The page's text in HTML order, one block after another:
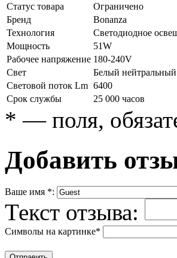
Статус товара
Ограничено
Бренд
Bonanza
Технология
Светодиодное
Мощность
51W
Рабочее напряжение 180-240V
Свет
Белый
Световой поток Lm 6400
Срок службы
25 000 часов
* — поля,
Добавить
Ваше имя *:
Текст отзыва:
Символы на картинке*